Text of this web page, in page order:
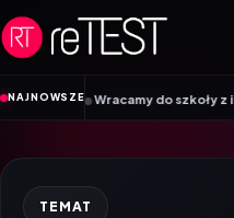
Przejdź do treści
NAJNOWSZE
•Wracamy do szkoły z
TEMAT